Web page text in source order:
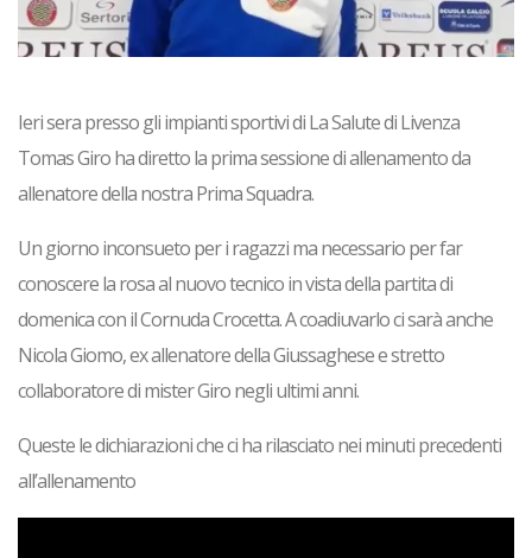
Ieri sera presso gli impianti sportivi di La Salute di Livenza
Tomas Giro ha diretto la prima sessione di allenamento da
allenatore della nostra Prima Squadra.
Un giorno inconsueto per i ragazzi ma necessario per far
conoscere la rosa al nuovo tecnico in vista della partita di
domenica con il Cornuda Crocetta. A coadiuvarlo ci sarà anche
Nicola Giomo, ex allenatore della Giussaghese e stretto
collaboratore di mister Giro negli ultimi anni.
Queste le dichiarazioni che ci ha rilasciato nei minuti precedenti
all’allenamento